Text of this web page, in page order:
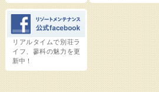
リアルタイムで別荘ラ
イフ、蓼科の魅力を更
新中！